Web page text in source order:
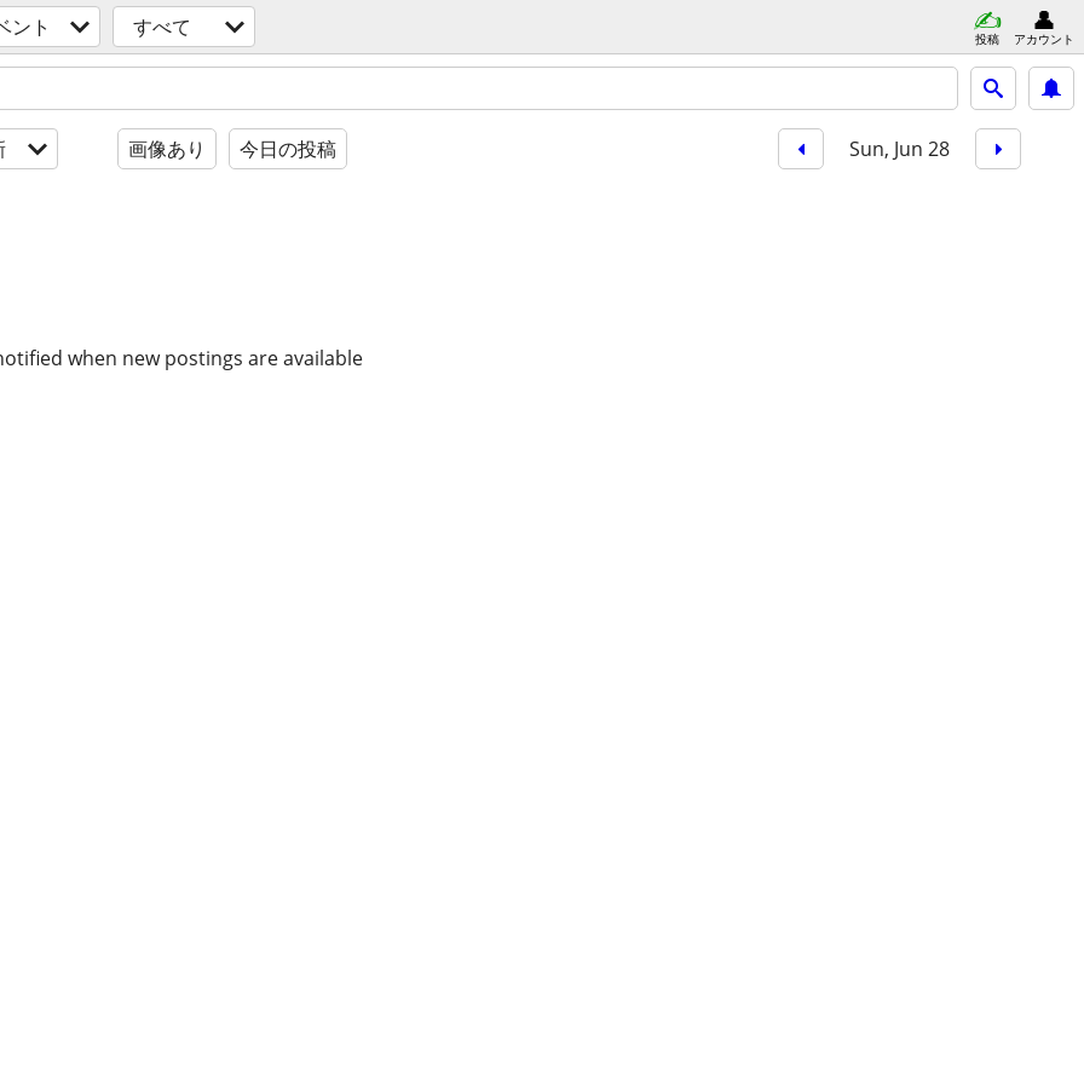
ント すべて 投稿 アカウント
画像あり 今日の投稿 Sun, Jun 28
when new postings are available